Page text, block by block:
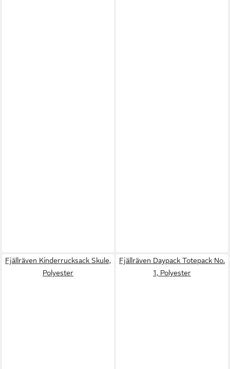
Fjällräven Kinderrucksack Skule,
Polyester
Fjällräven Daypack Totepack No.
1, Polyester